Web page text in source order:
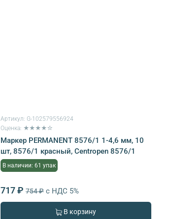
Артикул: G-102579556924
Оценка: ★★★★☆
Маркер PERMANENT 8576/1 1-4,6 мм, 10
шт, 8576/1 красный, Centropen 8576/1
В наличии: 61 упак
717 ₽ 754 ₽ с НДС 5%
В корзину